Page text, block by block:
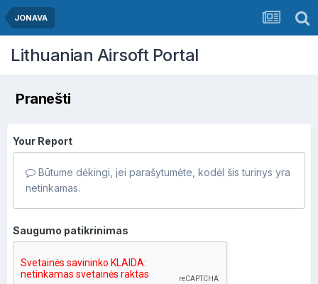
JONAVA
Lithuanian Airsoft Portal
Pranešti
Your Report
Būtume dėkingi, jei parašytumėte, kodėl šis turinys yra
netinkamas.
Saugumo patikrinimas